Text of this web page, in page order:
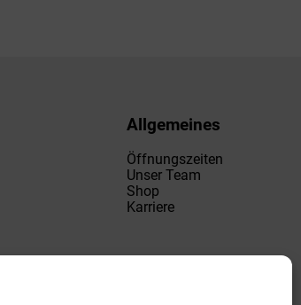
Allgemeines
Öffnungszeiten
Unser Team
Shop
Karriere